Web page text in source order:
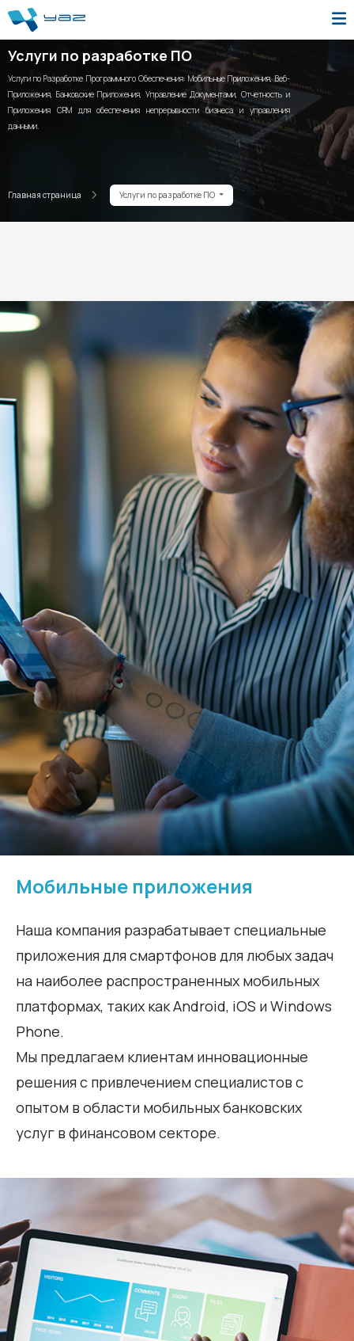
Услуги по разработке ПО
Услуги по Разработке Программного Обеспечения: Мобильные Приложения, Веб-
Приложения, Банковские Приложения, Управление Документами, Отчетность и
Приложения CRM для обеспечения непрерывности бизнеса и управления
данными.
Главная страница Услуги по разработке ПО
Мобильные приложения
Наша компания разрабатывает специальные
приложения для смартфонов для любых задач
на наиболее распространенных мобильных
платформах, таких как Android, iOS и Windows
Phone.
Мы предлагаем клиентам инновационные
решения с привлечением специалистов с
опытом в области мобильных банковских
услуг в финансовом секторе.